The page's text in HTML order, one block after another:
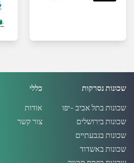
כללי
אודות
צור קשר
שכונות נסרקות
שכונות בתל אביב -יפו
שכונות בירושלים
שכונות בגבעתיים
שכונות באשדוד